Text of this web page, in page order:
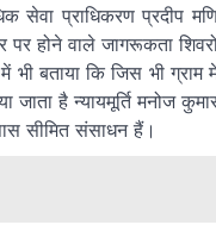
सेवा प्राधिकरण प्रदीप
पर होने वाले जागरूकता
भी बताया कि जिस भी ग्राम
है न्यायमूर्ति मनोज
सीमित संसाधन हैं।